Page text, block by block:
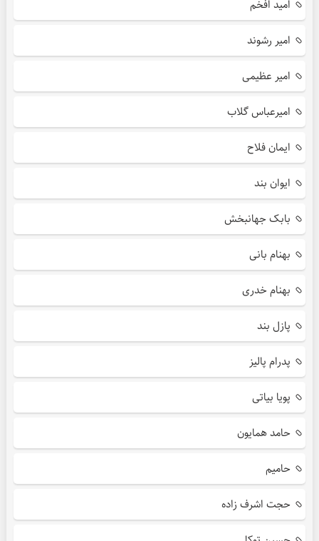
امید افخم
امیر رشوند
امیر عظیمی
امیرعباس گلاب
ایمان فلاح
ایوان بند
بابک جهانبخش
بهنام بانی
بهنام خدری
پازل بند
پدرام پالیز
پویا بیاتی
حامد همایون
حامیم
حجت اشرف زاده